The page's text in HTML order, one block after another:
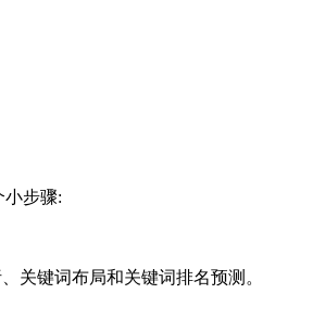
小步骤:
关键词布局和关键词排名预测。